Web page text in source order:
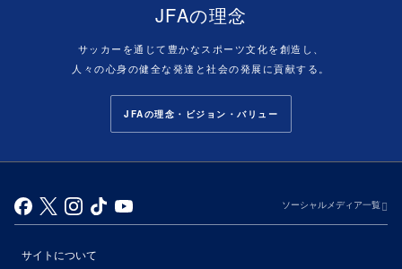
JFAの理念
サッカーを通じて豊かなスポーツ文化を創造し、
人々の心身の健全な発達と社会の発展に貢献する。
JFAの理念・ビジョン・バリュー
ソーシャルメディア一覧
サイトについて